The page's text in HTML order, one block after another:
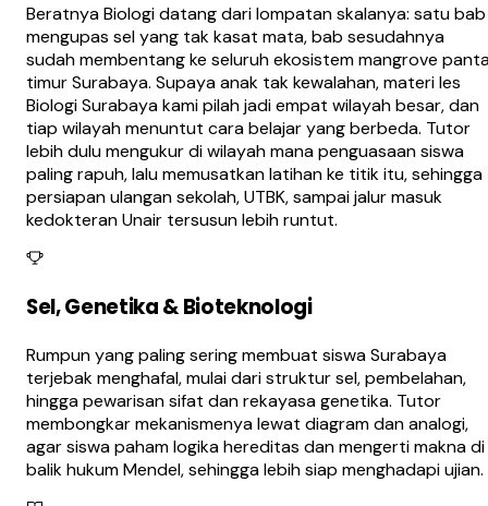
Beratnya Biologi datang dari lompatan skalanya: satu bab
mengupas sel yang tak kasat mata, bab sesudahnya
sudah membentang ke seluruh ekosistem mangrove
timur Surabaya. Supaya anak tak kewalahan, materi les
Biologi Surabaya kami pilah jadi empat wilayah besar, dan
tiap wilayah menuntut cara belajar yang berbeda. Tutor
lebih dulu mengukur di wilayah mana penguasaan siswa
paling rapuh, lalu memusatkan latihan ke titik itu, sehingga
persiapan ulangan sekolah, UTBK, sampai jalur masuk
kedokteran Unair tersusun lebih runtut.
Sel, Genetika & Bioteknologi
Rumpun yang paling sering membuat siswa Surabaya
terjebak menghafal, mulai dari struktur sel, pembelahan,
hingga pewarisan sifat dan rekayasa genetika. Tutor
membongkar mekanismenya lewat diagram dan analogi,
agar siswa paham logika hereditas dan mengerti makna di
balik hukum Mendel, sehingga lebih siap menghadapi ujian.